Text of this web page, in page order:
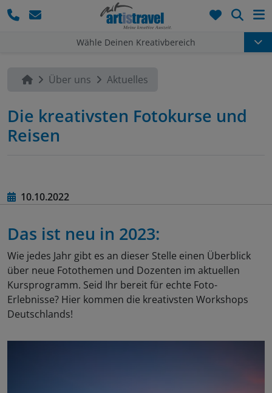
Wähle Deinen Kreativbereich
Über uns Aktuelles
Die kreativsten Fotokurse und
Reisen
10.10.2022
Das ist neu in 2023:
Wie jedes Jahr gibt es an dieser Stelle einen Überblick
über neue Fotothemen und Dozenten im aktuellen
Kursprogramm. Seid Ihr bereit für echte Foto-
Erlebnisse? Hier kommen die kreativsten Workshops
Deutschlands!